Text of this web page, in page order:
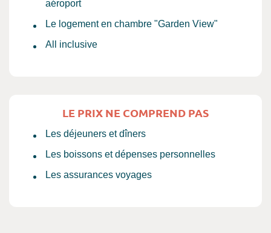
aéroport
Le logement en chambre "Garden View"
All inclusive
LE PRIX NE COMPREND PAS
Les déjeuners et dîners
Les boissons et dépenses personnelles
Les assurances voyages